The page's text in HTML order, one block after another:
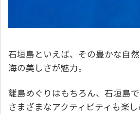
石垣島といえば、その豊かな自
海の美しさが魅力。
離島めぐりはもちろん、石垣島
さまざまなアクティビティも楽し